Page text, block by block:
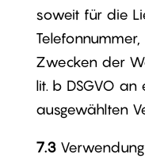
soweit für die
Zwecken der
lit. b DSGVO
ausgewählten
7.3